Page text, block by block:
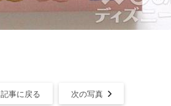
記事に戻る 次の写真